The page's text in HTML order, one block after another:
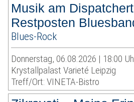
Musik am
Restposten
Blues-Rock
Donnerstag, 06.08.2026 | 18:00
Krystallpalast Varieté Leipzig
Treff/Ort: VINETA-Bistro